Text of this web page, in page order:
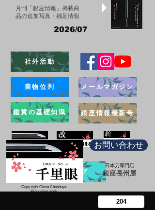
月刊「銀座情報」掲載商
品の追加写真・補足情報
2026/07
社外活動
業物位列
鑑賞の基礎知識
メールマガジン
銀座情報最新号
ブログ
お問い合わせ
日本刀専門店
​銀座長州屋
Copy right Ginza Choshuya
Production work